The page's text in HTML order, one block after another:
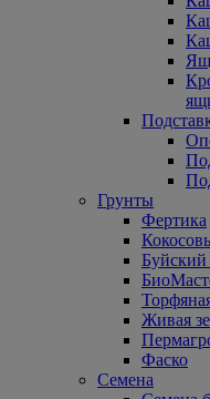
Грунты
Фертика
Буйский
Живая
Фаско
Семена